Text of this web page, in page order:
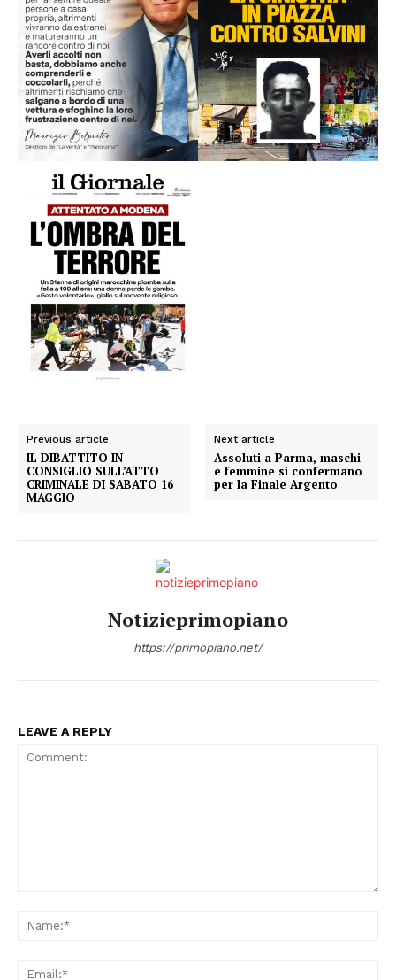
Previous article
IL DIBATTITO IN
CONSIGLIO SULL’ATTO
CRIMINALE DI SABATO 16
MAGGIO
Next article
Assoluti a Parma, maschi
e femmine si confermano
per la Finale Argento
Notizieprimopiano
https://primopiano.net/
LEAVE A REPLY